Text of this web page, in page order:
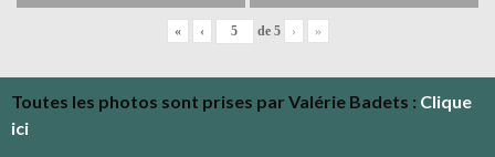
« ‹ de 5 › »
Toutes les photos sont prises par Valérie Badets : Clique
ici